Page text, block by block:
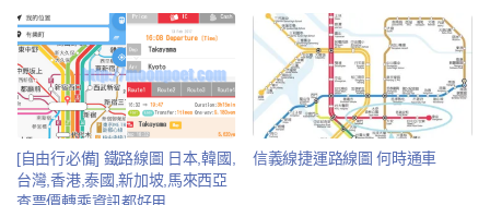
[自由行必備] 鐵路線圖 日本,韓國,
台灣,香港,泰國,新加坡,馬來西亞
查票價轉乘資訊都好用
信義線捷運路線圖 何時通車